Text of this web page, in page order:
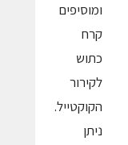
ומוסיפים
קרח
כתוש
לקירור
הקוקטייל.
ניתן